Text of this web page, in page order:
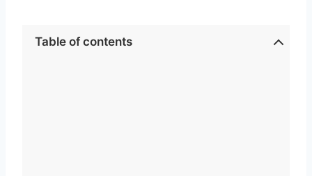
Table of contents